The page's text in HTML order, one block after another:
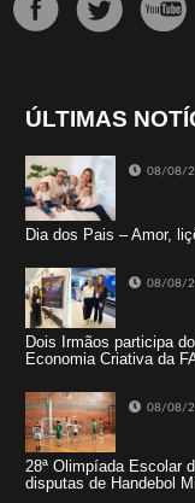
ÚLTIMAS
08/08/
Dia dos Pais – Amor,
08/08/
Dois Irmãos participa
Economia Criativa da
08/08/
28ª Olimpíada Escolar
disputas de Handebol